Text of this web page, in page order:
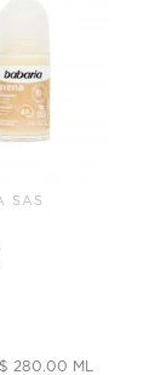
SAS
280.00 ML